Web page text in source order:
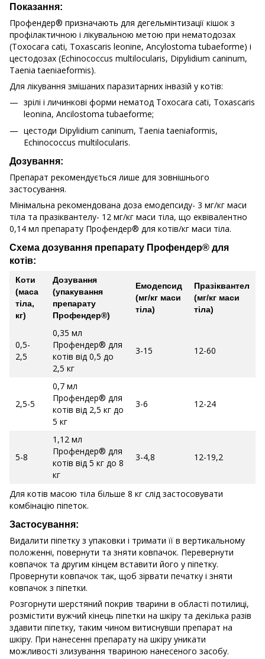
Показання:
Профендер® призначають для дегельмінтизації кішок з
профілактичною і лікувальною метою при нематодозах
(Тохосага саti, Toxascaris leonine, Ancylostoma tubaeforme) і
цестодозах (Echinococcus multilocularis, Dipylidium caninum,
Taenia taeniaeformis).
Для лікування змішаних паразитарних інвазій у котів:
зрілі і личинкові форми нематод Toxocara cati, Toxascaris
leonina, Ancilostoma tubaeforme;
цестоди Dipylidium caninum, Taenia taeniaformis,
Echinococcus multilocularis.
Дозування:
Препарат рекомендується лише для зовнішнього
застосування.
Мінімальна рекомендована доза емодепсиду- 3 мг/кг маси
тіла та празіквантелу- 12 мг/кг маси тіла, що еквівалентно
0,14 мл препарату Профендер® для котів/кг маси тіла.
Схема дозування препарату Профендер® для
котів:
Коти
(маса
тіла,
кг)
Дозування
(упакування
препарату
Профендер®)
Емодепсид
(мг/кг маси
тіла)
Празіквантел
(мг/кг маси
тіла)
0,5-
2,5
0,35 мл
Профендер® для
котів від 0,5 до
2,5 кг
3-15 12-60
2,5-5
0,7 мл
Профендер® для
котів від 2,5 кг до
5 кг
3-6 12-24
5-8
1,12 мл
Профендер® для
котів від 5 кг до 8
кг
3-4,8 12-19,2
Для котів масою тіла більше 8 кг слід застосовувати
комбінацію піпеток.
Застосування:
Видалити піпетку з упаковки і тримати її в вертикальному
положенні, повернути та зняти ковпачок. Перевернути
ковпачок та другим кінцем вставити його у піпетку.
Провернути ковпачок так, щоб зірвати печатку і зняти
ковпачок з піпетки.
Розгорнути шерстяний покрив тварини в області потилиці,
розмістити вужчий кінець піпетки на шкіру та декілька разів
здавити піпетку, таким чином витиснувши препарат на
шкіру. При нанесенні препарату на шкіру уникати
можливості злизування твариною нанесеного засобу.